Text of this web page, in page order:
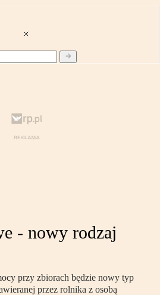
- nowy rodzaj
przy zbiorach będzie nowy typ
przez rolnika z osobą